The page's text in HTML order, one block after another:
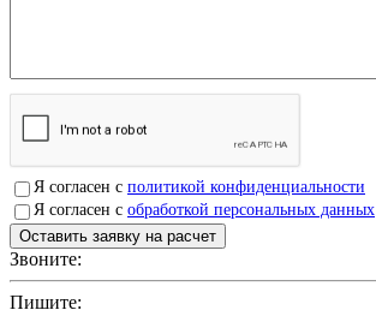
Я согласен с политикой конфиденциальности
Я согласен с обработкой персональных данных
Звоните:
Пишите: